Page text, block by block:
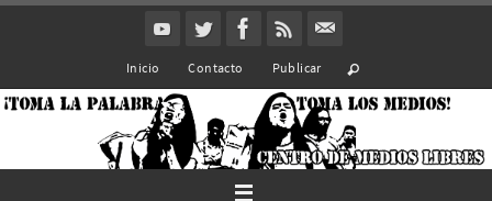
Inicio Contacto Publicar